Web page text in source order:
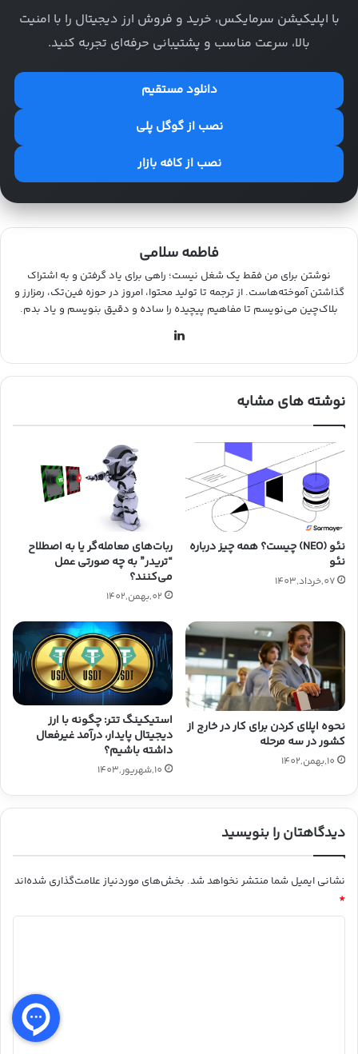
با اپلیکیشن سرمایکس، خرید و فروش ارز دیجیتال را با امنیت
بالا، سرعت مناسب و پشتیبانی حرفه‌ای تجربه کنید.
دانلود مستقیم
نصب از گوگل پلی
نصب از کافه بازار
فاطمه سلامی
نوشتن برای من فقط یک شغل نیست؛ راهی برای یاد گرفتن و به اشتراک
گذاشتن آموخته‌هاست. از ترجمه تا تولید محتوا، امروز در حوزه فین‌تک، رمزارز و
بلاک‌چین می‌نویسم تا مفاهیم پیچیده را ساده و دقیق بنویسم و یاد بدم.
نوشته های مشابه
نئو (NEO) چیست؟ همه چیز درباره
نئو
07,خرداد,1403
ربات‌های معامله‌گر یا به اصطلاح
“تریدر” به چه صورتی عمل
می‌کنند؟
02,بهمن,1402
نحوه اپلای کردن برای کار در خارج از
کشور در سه مرحله
10,بهمن,1402
استیکینگ تتر: چگونه با ارز
دیجیتال پایدار، درآمد غیرفعال
داشته باشیم؟
10,شهریور,1403
دیدگاهتان را بنویسید
نشانی ایمیل شما منتشر نخواهد شد. بخش‌های موردنیاز علامت‌گذاری شده‌اند
*